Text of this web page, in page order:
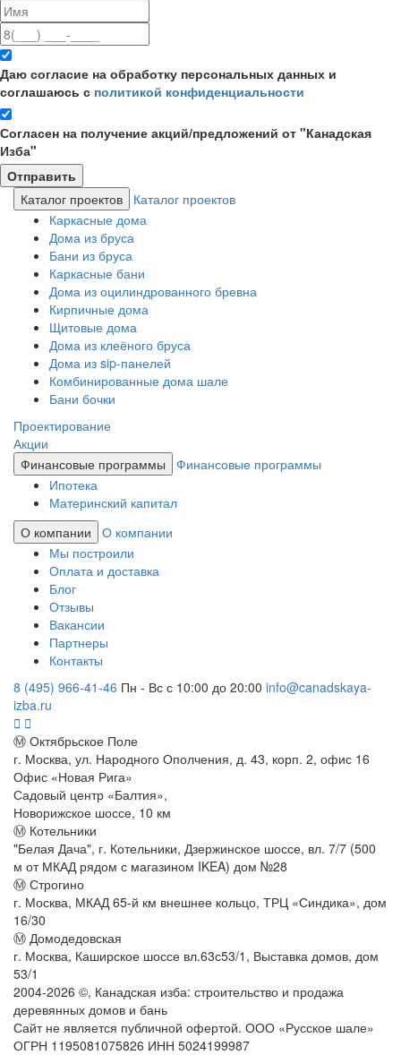
Даю согласие на обработку персональных данных и
соглашаюсь с политикой конфиденциальности
Согласен на получение акций/предложений от "Канадская
Изба"
Каталог проектов
Каталог проектов
Каркасные дома
Дома из бруса
Бани из бруса
Каркасные бани
Дома из оцилиндрованного бревна
Кирпичные дома
Щитовые дома
Дома из клеёного бруса
Дома из sip-панелей
Комбинированные дома шале
Бани бочки
Проектирование
Акции
Финансовые программы
Финансовые программы
Ипотека
Материнский капитал
О компании
О компании
Мы построили
Оплата и доставка
Блог
Отзывы
Вакансии
Партнеры
Контакты
8 (495) 966-41-46 Пн - Вс с 10:00 до 20:00 info@canadskaya-
izba.ru
Ⓜ Октябрьское Поле
г. Москва, ул. Народного Ополчения, д. 43, корп. 2, офис 16
Офис «Новая Рига»
Садовый центр «Балтия»,
Новорижское шоссе, 10 км
Ⓜ Котельники
"Белая Дача", г. Котельники, Дзержинское шоссе, вл. 7/7 (500
м от МКАД рядом с магазином IKEA) дом №28
Ⓜ Строгино
г. Москва, МКАД 65-й км внешнее кольцо, ТРЦ «Синдика», дом
16/30
Ⓜ Домодедовская
г. Москва, Каширское шоссе вл.63с53/1, Выставка домов, дом
53/1
2004-2026 ©, Канадская изба: строительство и продажа
деревянных домов и бань
Сайт не является публичной офертой. ООО «Русское шале»
ОГРН 1195081075826 ИНН 5024199987